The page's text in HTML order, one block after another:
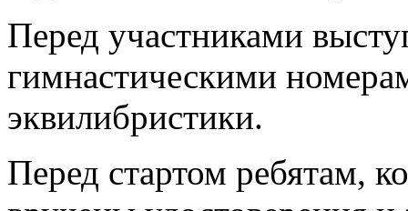
Перед участниками
гимнастическими
эквилибристики.
Перед стартом ребятам,